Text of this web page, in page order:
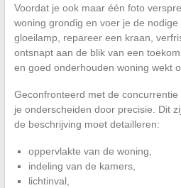
Voordat je ook maar één foto
woning grondig en voer je de
gloeilamp, repareer een kraan,
ontsnapt aan de blik van een
en goed onderhouden woning wekt
Geconfronteerd met de
je onderscheiden door precisie. Dit
de beschrijving moet detailleren:
oppervlakte van de woning,
indeling van de kamers,
lichtinval,